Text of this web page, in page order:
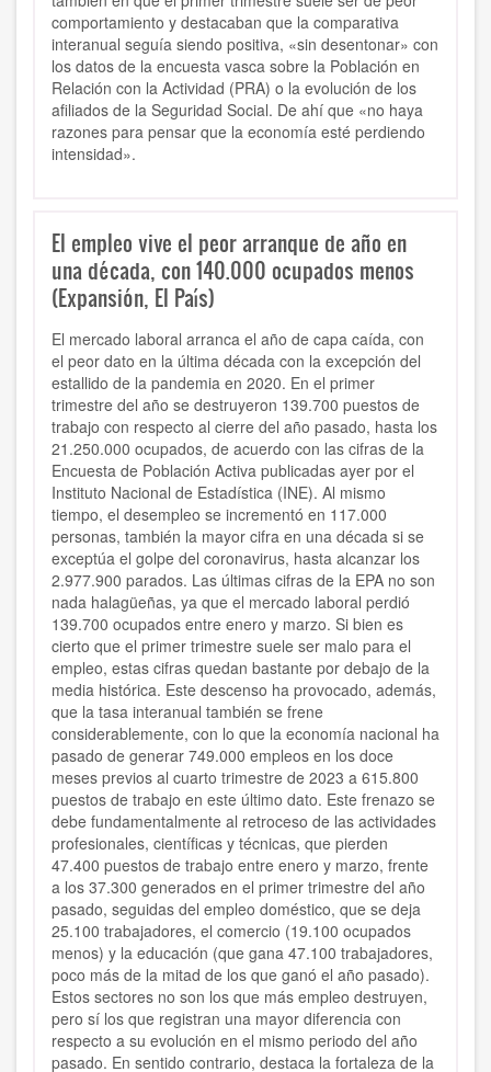
comportamiento y destacaban que la comparativa
interanual seguía siendo positiva, «sin desentonar» con
los datos de la encuesta vasca sobre la Población en
Relación con la Actividad (PRA) o la evolución de los
afiliados de la Seguridad Social. De ahí que «no haya
razones para pensar que la economía esté perdiendo
intensidad».
El empleo vive el peor arranque de año en
una década, con 140.000 ocupados menos
(Expansión, El País)
El mercado laboral arranca el año de capa caída, con
el peor dato en la última década con la excepción del
estallido de la pandemia en 2020. En el primer
trimestre del año se destruyeron 139.700 puestos de
trabajo con respecto al cierre del año pasado, hasta los
21.250.000 ocupados, de acuerdo con las cifras de la
Encuesta de Población Activa publicadas ayer por el
Instituto Nacional de Estadística (INE). Al mismo
tiempo, el desempleo se incrementó en 117.000
personas, también la mayor cifra en una década si se
exceptúa el golpe del coronavirus, hasta alcanzar los
2.977.900 parados. Las últimas cifras de la EPA no son
nada halagüeñas, ya que el mercado laboral perdió
139.700 ocupados entre enero y marzo. Si bien es
cierto que el primer trimestre suele ser malo para el
empleo, estas cifras quedan bastante por debajo de la
media histórica. Este descenso ha provocado, además,
que la tasa interanual también se frene
considerablemente, con lo que la economía nacional ha
pasado de generar 749.000 empleos en los doce
meses previos al cuarto trimestre de 2023 a 615.800
puestos de trabajo en este último dato. Este frenazo se
debe fundamentalmente al retroceso de las actividades
profesionales, científicas y técnicas, que pierden
47.400 puestos de trabajo entre enero y marzo, frente
a los 37.300 generados en el primer trimestre del año
pasado, seguidas del empleo doméstico, que se deja
25.100 trabajadores, el comercio (19.100 ocupados
menos) y la educación (que gana 47.100 trabajadores,
poco más de la mitad de los que ganó el año pasado).
Estos sectores no son los que más empleo destruyen,
pero sí los que registran una mayor diferencia con
respecto a su evolución en el mismo periodo del año
pasado. En sentido contrario, destaca la fortaleza de la